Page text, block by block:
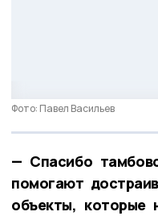
Фото: Павел Васильев
— Спасибо
помогают
объекты, которые